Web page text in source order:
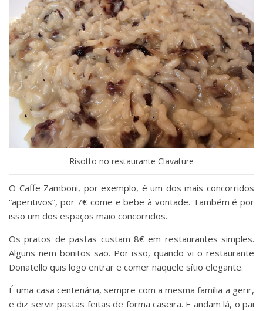
Risotto no restaurante Clavature
O Caffe Zamboni, por exemplo, é um dos mais concorridos
“aperitivos”, por 7€ come e bebe à vontade. Também é por
isso um dos espaços maio concorridos.
Os pratos de pastas custam 8€ em restaurantes simples.
Alguns nem bonitos são. Por isso, quando vi o restaurante
Donatello quis logo entrar e comer naquele sítio elegante.
É uma casa centenária, sempre com a mesma família a gerir,
e diz servir pastas feitas de forma caseira. E andam lá, o pai